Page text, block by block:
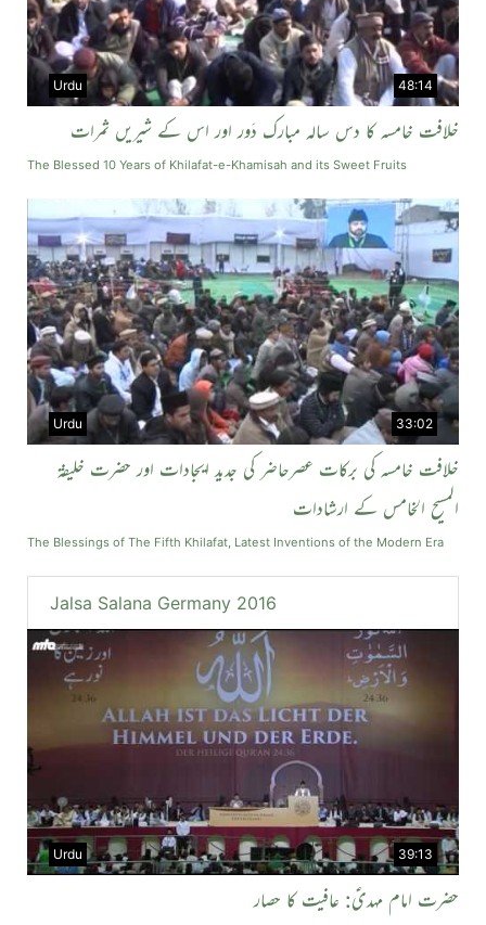
48:14
Urdu
خلافت خامسہ کا دس سالہ مبارک دَور اور اس کے شیریں ثمرات
The Blessed 10 Years of Khilafat-e-Khamisah and its Sweet Fruits
33:02
Urdu
خلافت خامسہ کی برکات عصرحاضر کی جدید ایجادات اور حضرت خلیفۃ
المسیح الخامس کے ارشادات
The Blessings of The Fifth Khilafat, Latest Inventions of the Modern Era
Jalsa Salana Germany 2016
39:13
Urdu
حضرت امام مہدیؑ: عافیت کا حصار